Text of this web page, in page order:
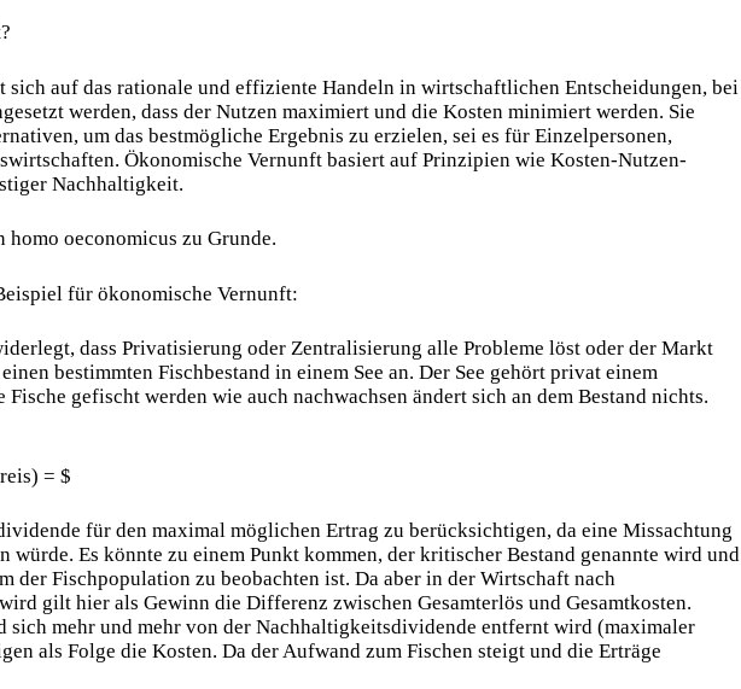
sich auf das rationale und effiziente Handeln in wirtschaftlichen Entscheidungen, bei
werden, dass der Nutzen maximiert und die Kosten minimiert werden. Sie
um das bestmögliche Ergebnis zu erzielen, sei es für Einzelpersonen,
Ökonomische Vernunft basiert auf Prinzipien wie Kosten-Nutzen-
Nachhaltigkeit.
homo oeconomicus zu Grunde.
für ökonomische Vernunft:
dass Privatisierung oder Zentralisierung alle Probleme löst oder der Markt
bestimmten Fischbestand in einem See an. Der See gehört privat einem
gefischt werden wie auch nachwachsen ändert sich an dem Bestand nichts.
= $
für den maximal möglichen Ertrag zu berücksichtigen, da eine Missachtung
würde. Es könnte zu einem Punkt kommen, der kritischer Bestand genannte wird und
der Fischpopulation zu beobachten ist. Da aber in der Wirtschaft nach
gilt hier als Gewinn die Differenz zwischen Gesamterlös und Gesamtkosten.
sich mehr und mehr von der Nachhaltigkeitsdividende entfernt wird (maximaler
als Folge die Kosten. Da der Aufwand zum Fischen steigt und die Erträge